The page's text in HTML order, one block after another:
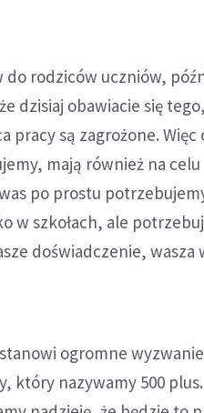
do rodziców uczniów,
dzisiaj obawiacie się
pracy są zagrożone. Więc
mają również na celu
po prostu
w szkołach, ale
doświadczenie, wasza
ogromne
który nazywamy 500